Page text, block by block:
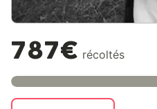
787€ récoltés